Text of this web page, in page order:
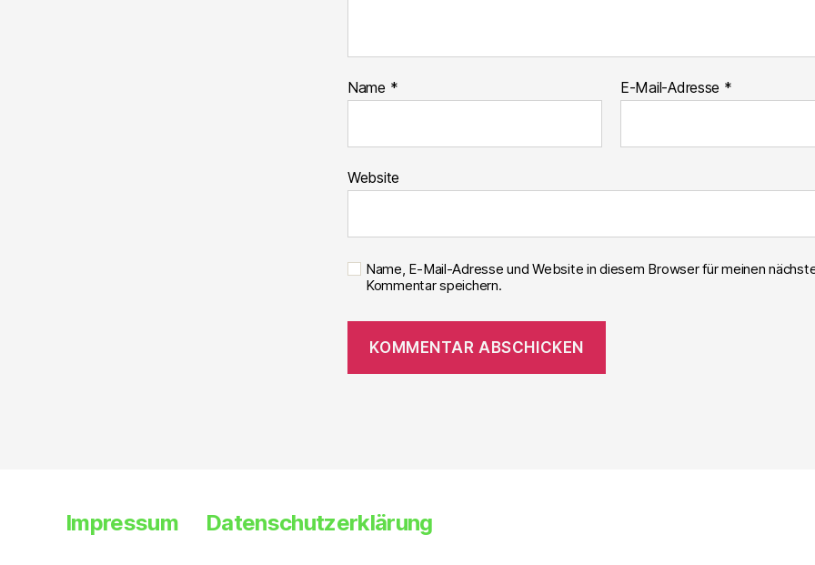
Name * E-Mail-Adresse *
Website
Name, E-Mail-Adresse und Website in diesem Browser für meinen
Kommentar speichern.
Impressum Datenschutzerklärung